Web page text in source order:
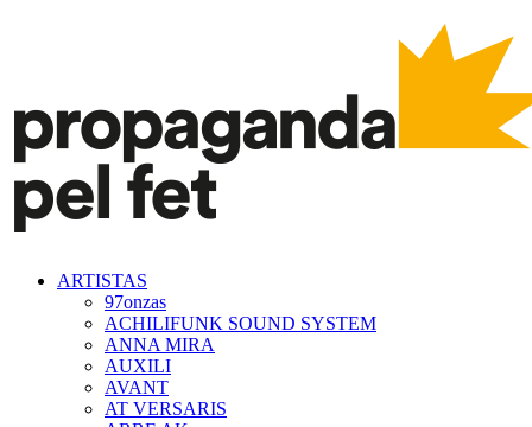
ARTISTAS
97onzas
ACHILIFUNK SOUND SYSTEM
ANNA MIRA
AUXILI
AVANT
AT VERSARIS